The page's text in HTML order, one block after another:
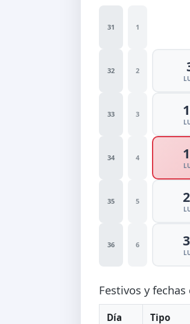
31 1
32 2
33 3
34 4
35 5
36 6
Festivos y
Día Tipo